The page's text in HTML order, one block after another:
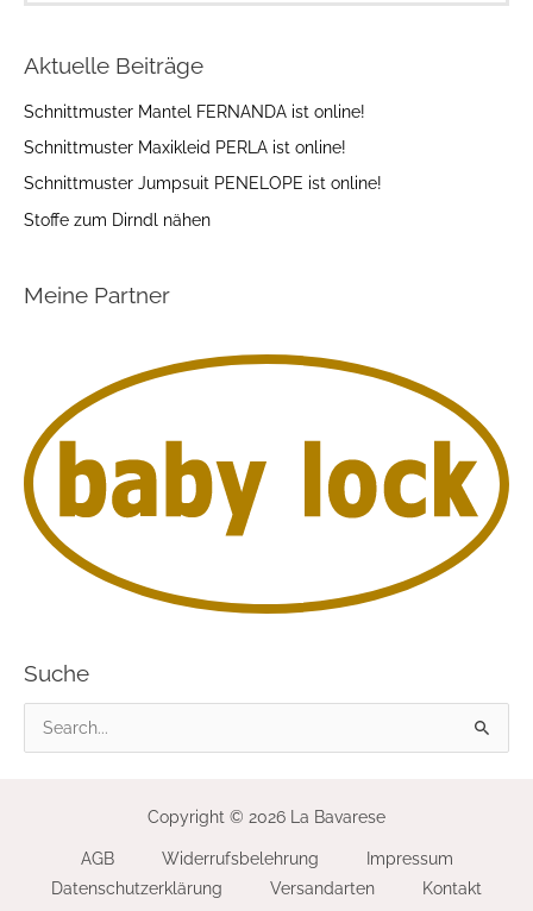
Aktuelle Beiträge
Schnittmuster Mantel FERNANDA ist online!
Schnittmuster Maxikleid PERLA ist online!
Schnittmuster Jumpsuit PENELOPE ist online!
Stoffe zum Dirndl nähen
Meine Partner
Suche
Copyright © 2026 La Bavarese
AGB Widerrufsbelehrung
Impressum
Datenschutzerklärung
Versandarten Kontakt